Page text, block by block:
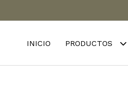
INICIO PRODUCTOS